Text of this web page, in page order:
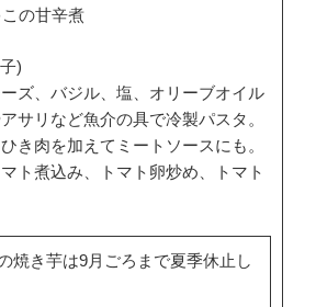
)
ズ、バジル、塩、オリーブオイル
サリなど魚介の具で冷製パスタ。
き肉を加えてミートソースにも。
ト煮込み、トマト卵炒め、トマト
焼き芋は9月ごろまで夏季休止し